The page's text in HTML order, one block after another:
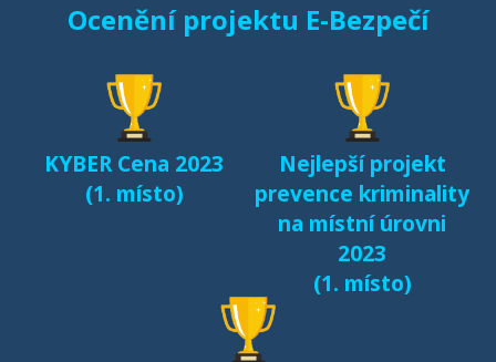
Ocenění projektu E-Bezpečí
KYBER Cena 2023
(1. místo)
Nejlepší projekt
prevence kriminality
na místní úrovni
2023
(1. místo)